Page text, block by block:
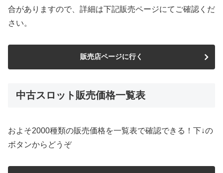
合がありますので、詳細は下記販売ページにてご確認くだ
さい。
販売店ページに行く
中古スロット販売価格一覧表
およそ2000種類の販売価格を一覧表で確認できる！下↓の
ボタンからどうぞ